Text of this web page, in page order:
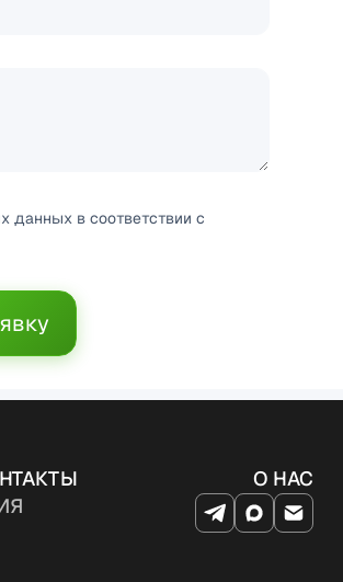
данных в соответствии с
О НАС